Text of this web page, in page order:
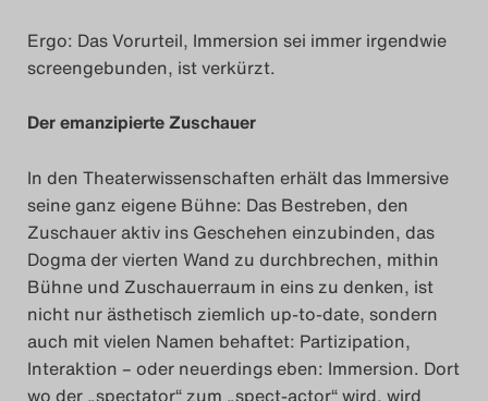
Ergo: Das Vorurteil, Immersion sei immer irgendwie
screengebunden, ist verkürzt.
Der emanzipierte Zuschauer
In den Theaterwissenschaften erhält das Immersive
seine ganz eigene Bühne: Das Bestreben, den
Zuschauer aktiv ins Geschehen einzubinden, das
Dogma der vierten Wand zu durchbrechen, mithin
Bühne und Zuschauerraum in eins zu denken, ist
nicht nur ästhetisch ziemlich up-to-date, sondern
auch mit vielen Namen behaftet: Partizipation,
Interaktion – oder neuerdings eben: Immersion. Dort
wo der „spectator“ zum „spect-actor“ wird, wird